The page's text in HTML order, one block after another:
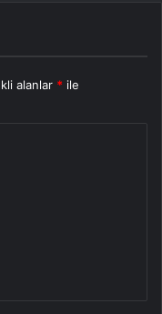
alanlar * ile